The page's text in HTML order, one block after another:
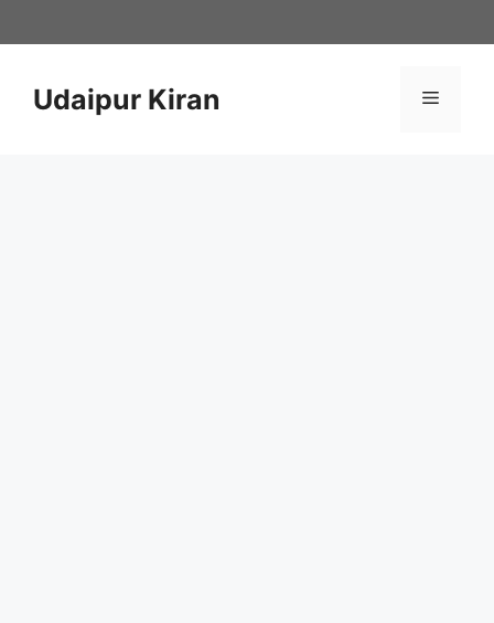
to
Udaipur Kiran Menu